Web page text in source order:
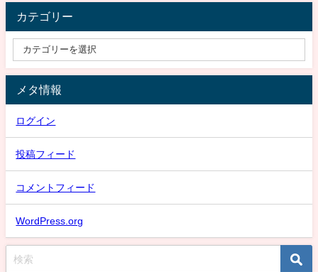
カテゴリー
メタ情報
ログイン
投稿フィード
コメントフィード
WordPress.org